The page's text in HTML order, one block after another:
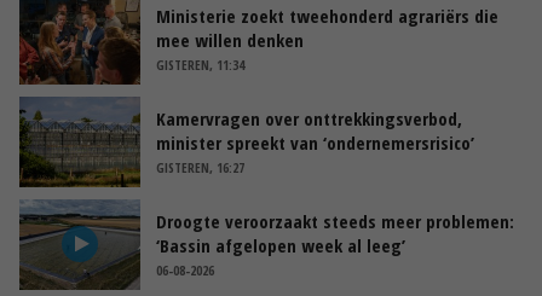
Ministerie zoekt tweehonderd agrariërs die
mee willen denken
GISTEREN, 11:34
Kamervragen over onttrekkingsverbod,
minister spreekt van ‘ondernemersrisico’
GISTEREN, 16:27
Droogte veroorzaakt steeds meer problemen:
‘Bassin afgelopen week al leeg’
06-08-2026